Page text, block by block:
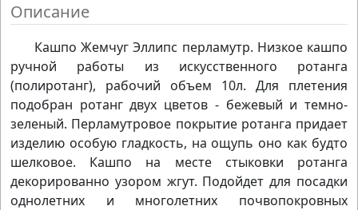
Описание
Кашпо Жемчуг Эллипс перламутр. Низкое кашпо
ручной работы из искусственного ротанга
(полиротанг), рабочий объем 10л. Для плетения
подобран ротанг двух цветов - бежевый и темно-
зеленый. Перламутровое покрытие ротанга придает
изделию особую гладкость, на ощупь оно как будто
шелковое. Кашпо на месте стыковки ротанга
декорированно узором жгут. Подойдет для посадки
однолетних и многолетних почвопокровных